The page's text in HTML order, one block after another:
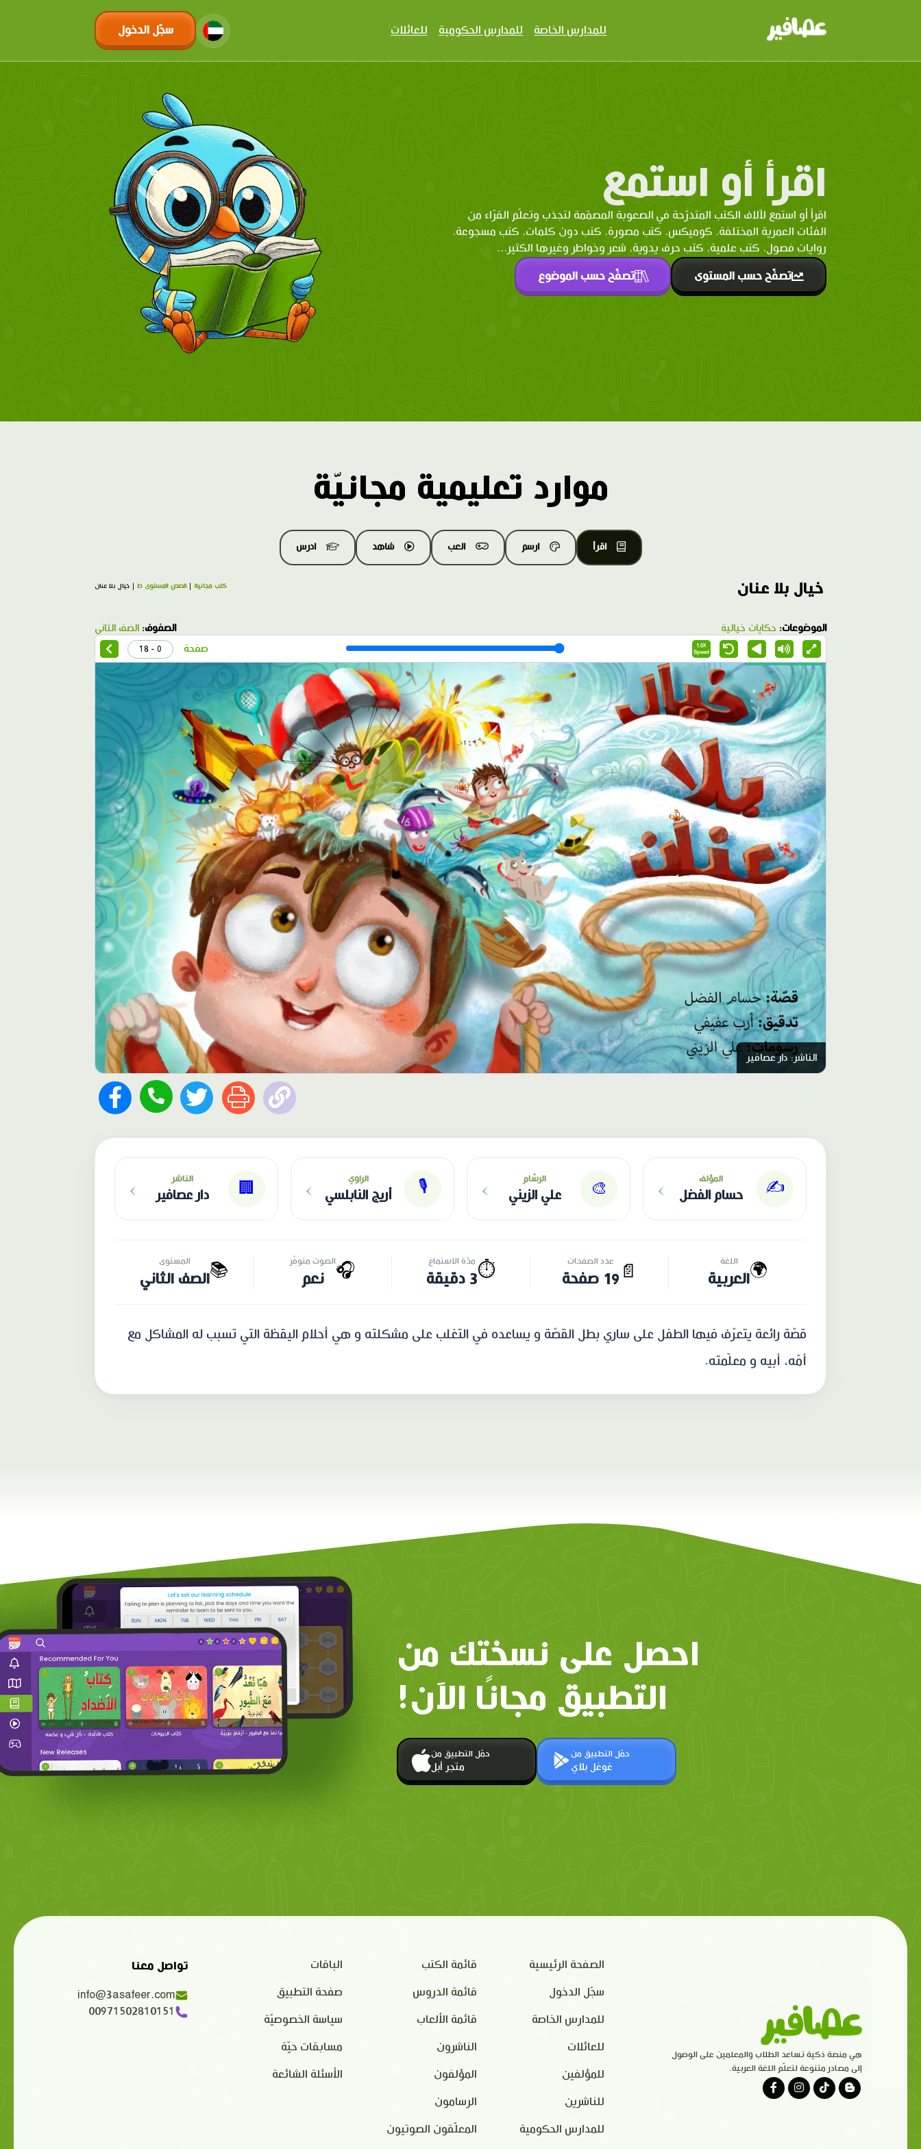
للمدارس الخاصة للمدارس الحكومية للعائلات سجّل الدخول
اقرأ أو استمع
اقرأ أو استمع لآلاف الكتب المتدرّحة في الصعوبة المصمّمة لتجذب وتعلّم القرّاء من
الفئات العمرية المختلفة. كوميكس، كتب مصورة، كتب دون كلمات، كتب مسجوعة،
روايات فصول، كتب علمية، كتب حرف يدوية، شعر وخواطر وغيرها الكثير...
تصفّح حسب المستوى تصفّح حسب الموضوع
موارد تعليمية مجانيّة
اقرأ ارسم العب شاهد ادرس
خيال بلا عنان كتب مجانية |قصص المستوى ط | خيال بلا عنان
الموضوعات: حكايات خيالية الصفوف: الصف الثاني
1.0X
Speed
صفحة 0 - 18
الناشر: دار عصافير
✍️ المؤلف
حسام الفضل ›
🎨
الرسّام
علي الزيني ›
🎙 الراوي
أريج النابلسي ›
🏢
الناشر
دار عصافير ›
🌍 اللغة
العربية 📄
عدد الصفحات
19 صفحة ⏱️ مدّة الاستماع
3 دقيقة 🎧الصوت متوفّر
نعم 📚 المستوى
الصف الثاني
قصّة رائعة يتعرّف فيها الطفل على ساري بطل القصّة و يساعده في التغلب على مشكلته و هي أحلام اليقظة التي تسبب له المشاكل مع
أمّه، أبيه و معلّمته.
احصل على نسختك من
التطبيق مجانًا الآن!
حمّل التطبيق من
متجر أبل
حمّل التطبيق من
غوغل بلاي
هي منصة ذكية تساعد الطلاب والمعلمين على الوصول
إلى مصادر متنوعة لتعلّم اللغة العربية.
الصفحة الرئيسية
سجّل الدخول
للمدارس الخاصة
للعائلات
للمؤلفين
للناشرين
للمدارس الحكومية
قائمة الكتب
قائمة الدروس
قائمة الألعاب
الناشرون
المؤلفون
الرسامون
المعلّقون الصوتيون
الباقات
صفحة التطبيق
سياسة الخصوصيّة
مسابقات حيّة
الأسئلة الشائعة
تواصل معنا
info@3asafeer.com
00971502810151